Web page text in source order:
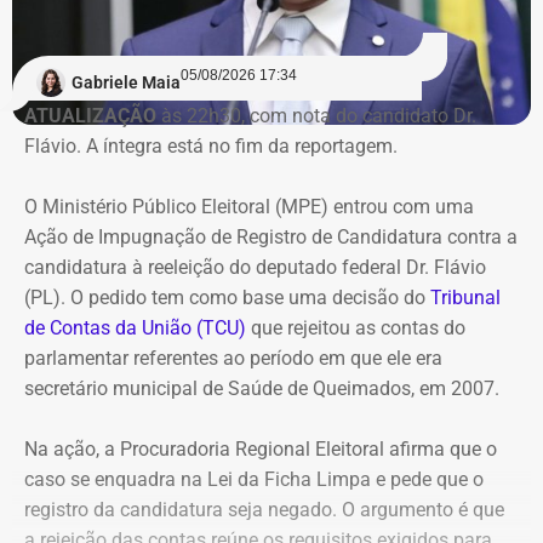
Na avaliação do Executivo estadual, a recuperação
judicial deixou de cumprir sua função de permitir a
recuperação da empresa.
Refit não teria honrado os
pagamentos
O governo também sustenta que os responsáveis pela
Refit descumpriram o parcelamento especial firmado
para quitar débitos tributários. Conforme a PGE, as
parcelas deixaram de ser pagas por mais de 90 dias,
situação que, segundo a legislação, autoriza o
Outro ponto destacado é que, mesmo após aderir ao
parcelamento, a empresa teria acumulado mais de R$ 1,8
bilhão em novos débitos com o Estado. Segundo a
Gabriele Maia05/08/2026 17:34
ATUALIZAÇÃO às 22h30, com nota do candidato Dr.
Flávio. A íntegra está no fim da reportagem.
O Ministério Público Eleitoral (MPE) entrou com uma
Ação de Impugnação de Registro de Candidatura contra a
candidatura à reeleição do deputado federal Dr. Flávio
(PL). O pedido tem como base uma decisão do Tribunal
de Contas da União (TCU) que rejeitou as contas do
parlamentar referentes ao período em que ele era
secretário municipal de Saúde de Queimados, em 2007.
Na ação, a Procuradoria Regional Eleitoral afirma que o
caso se enquadra na Lei da Ficha Limpa e pede que o
registro da candidatura seja negado. O argumento é que